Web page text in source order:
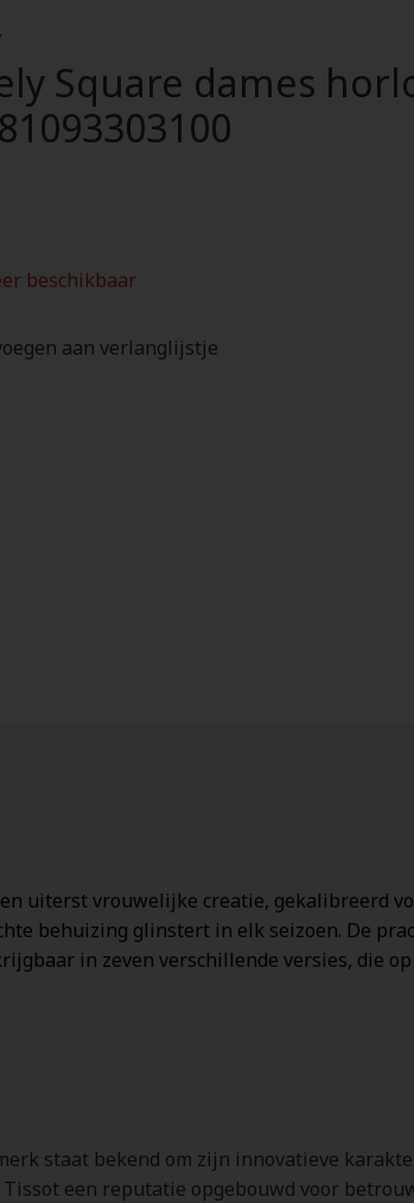
Square dames
beschikbaar
aan verlanglijstje
uiterst vrouwelijke creatie, gekalibreerd
behuizing glinstert in elk seizoen. De
in zeven verschillende versies, die
staat bekend om zijn innovatieve
een reputatie opgebouwd voor